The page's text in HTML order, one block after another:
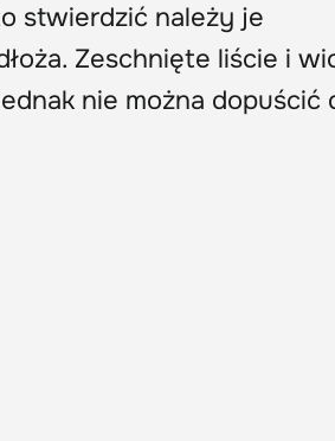
stwierdzić należy je
Zeschnięte liście i
nie można dopuścić